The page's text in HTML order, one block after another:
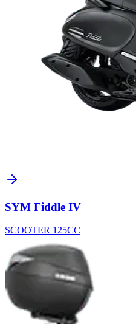
SYM Fiddle IV
SCOOTER 125CC